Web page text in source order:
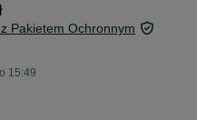
z Pakietem Ochronnym
15:49